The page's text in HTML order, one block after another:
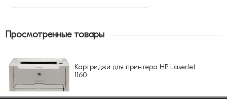
Просмотренные товары
Картриджи для принтера HP LaserJet
1160